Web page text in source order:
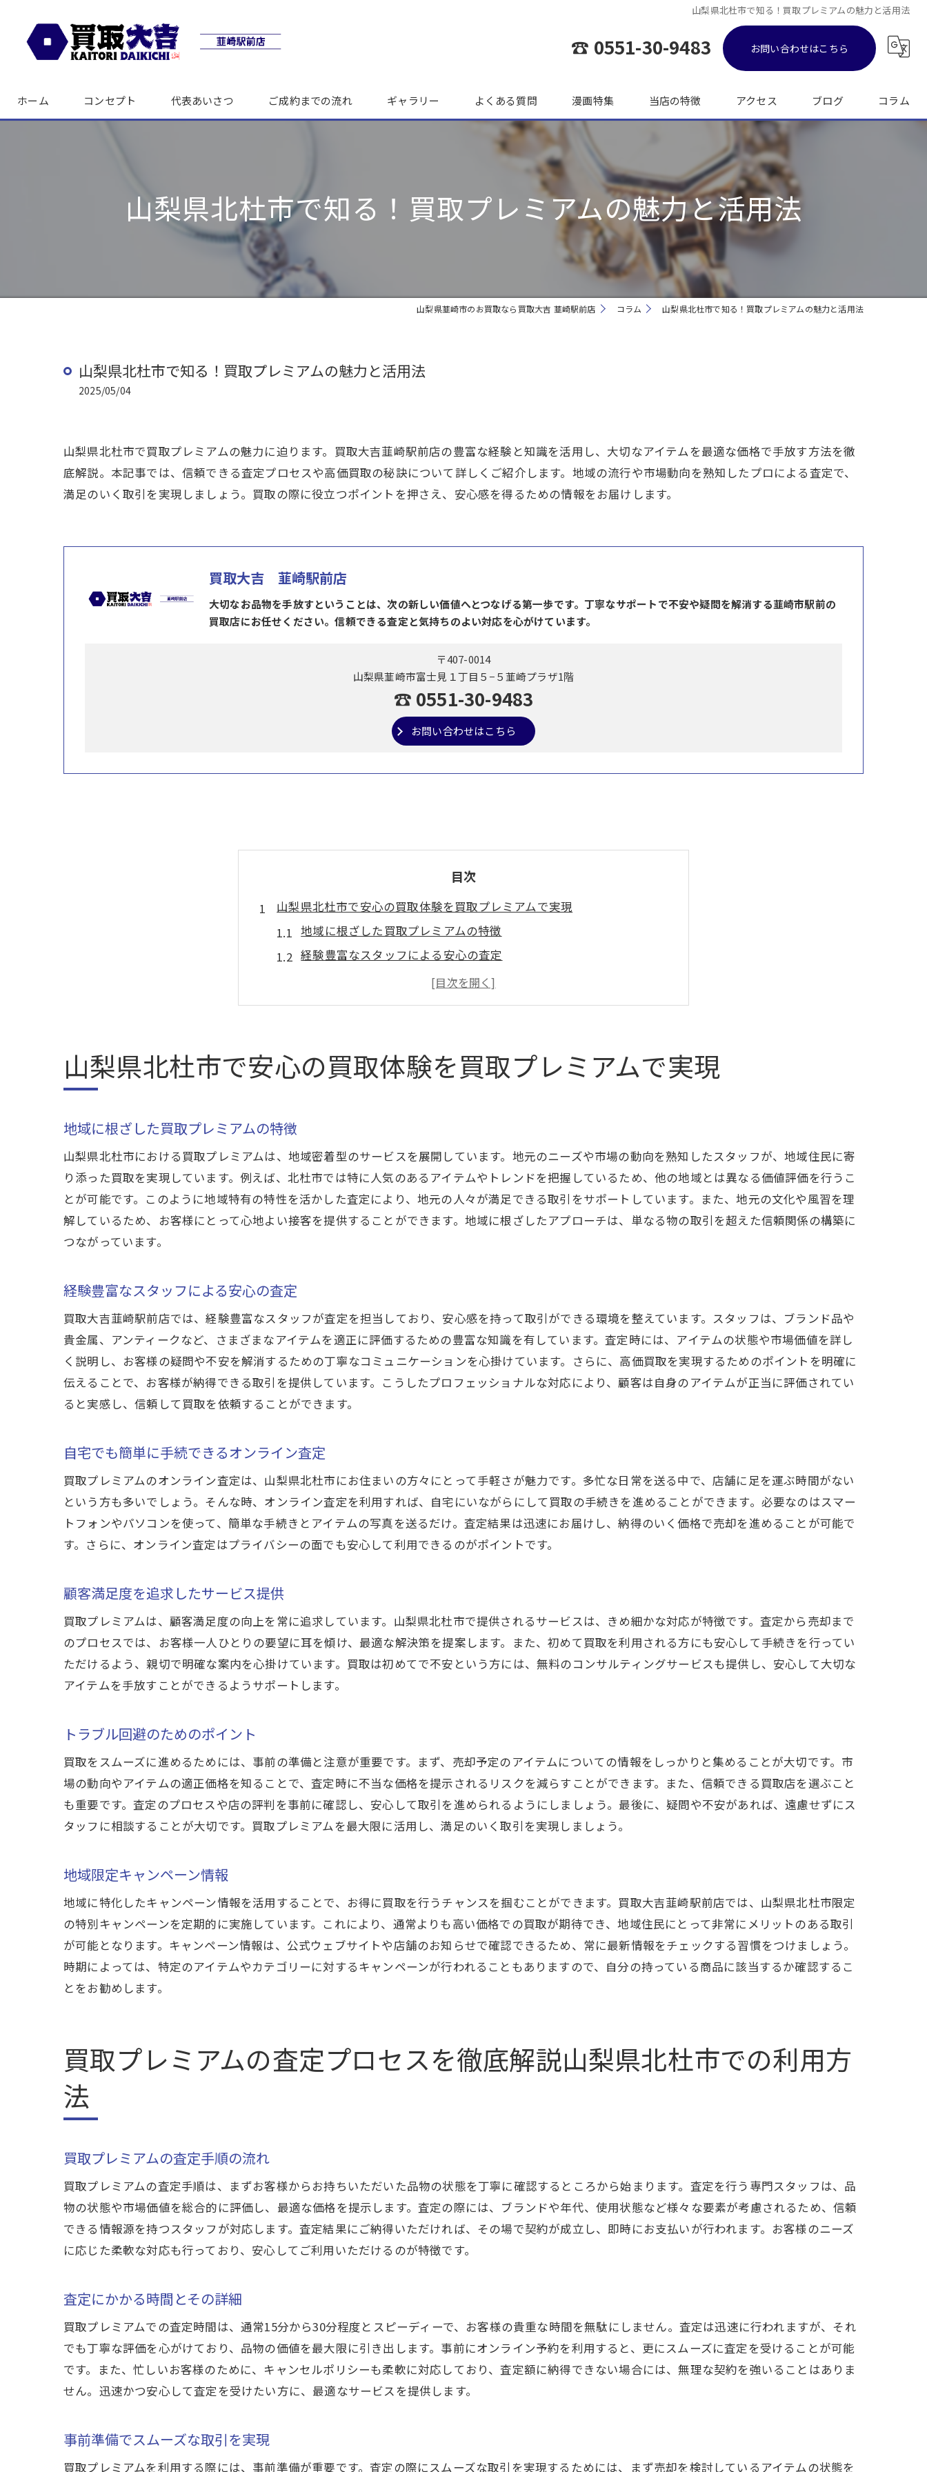
山梨県北杜市で知る！買取プレミアムの魅力と活用法
☎ 0551-30-9483 お問い合わせはこちら
ホーム コンセプト 代表あいさつ ご成約までの流れ ギャラリー よくある質問 漫画特集 当店の特徴
ブランド品
バッグ
時計
出張
アクセス ブログ コラム
山梨県北杜市で知る！買取プレミアムの魅力と活用法
山梨県韮崎市のお買取なら買取大吉 韮崎駅前店 コラム 山梨県北杜市で知る！買取プレミアムの魅力と活用法
山梨県北杜市で知る！買取プレミアムの魅力と活用法
2025/05/04
山梨県北杜市で買取プレミアムの魅力に迫ります。買取大吉韮崎駅前店の豊富な経験と知識を活用し、大切なアイテムを最適な価格で手放す方法を徹
底解説。本記事では、信頼できる査定プロセスや高価買取の秘訣について詳しくご紹介します。地域の流行や市場動向を熟知したプロによる査定で、
満足のいく取引を実現しましょう。買取の際に役立つポイントを押さえ、安心感を得るための情報をお届けします。
買取大吉 韮崎駅前店
大切なお品物を手放すということは、次の新しい価値へとつなげる第一歩です。丁寧なサポートで不安や疑問を解消する韮崎市駅前の
買取店にお任せください。信頼できる査定と気持ちのよい対応を心がけています。
〒407-0014
山梨県韮崎市富士見１丁目５−５韮崎プラザ1階
☎ 0551-30-9483
お問い合わせはこちら
目次
山梨県北杜市で安心の買取体験を買取プレミアムで実現
地域に根ざした買取プレミアムの特徴
経験豊富なスタッフによる安心の査定
自宅でも簡単に手続できるオンライン査定
顧客満足度を追求したサービス提供
地域限定キャンペーン情報
買取プレミアムの査定プロセスを徹底解説山梨県北杜市での利用方法
事前準備でスムーズな取引を実現
オンライン予約の活用法
査定額に納得できない場合の選択肢
定期的なメンテナンスの必要性
査定時の透明性と信頼性確保
顧客からの高評価レビュー紹介
キャンセルポリシーの明確化
アフターサービスの充実度
買取プレミアムで知る！山梨県北杜市での高価買取の秘訣
商品状態が査定に与える影響
市場動向を押さえてタイミングを計る
プロのアドバイスで価値を最大化
買取前の簡単な手入れが重要
地域特有のニーズを把握
プロの査定士が実践する価格評価法
ブランド品の価値が変動する要因
売却前に知っておくべき基本知識
不要品をスムーズに売却するステップ
買取プレミアムならではのメリット
リピーター続出の理由を探る
山梨県北杜市での買取プレミアムの利用で得られる安心感
プライバシー保護の徹底
契約内容の明確化で安心取引
初めての方でも安心のサポート体制
買取プレミアムのスタッフが持つ資格とその意義
査定士が語る買取の裏話
顧客と信頼関係を築く方法
山梨県北杜市で安心の買取体験を買取プレミアムで実現
地域に根ざした買取プレミアムの特徴
山梨県北杜市における買取プレミアムは、地域密着型のサービスを展開しています。地元のニーズや市場の動向を熟知したスタッフが、地域住民に寄
り添った買取を実現しています。例えば、北杜市では特に人気のあるアイテムやトレンドを把握しているため、他の地域とは異なる価値評価を行うこ
とが可能です。このように地域特有の特性を活かした査定により、地元の人々が満足できる取引をサポートしています。また、地元の文化や風習を理
解しているため、お客様にとって心地よい接客を提供することができます。地域に根ざしたアプローチは、単なる物の取引を超えた信頼関係の構築に
つながっています。
経験豊富なスタッフによる安心の査定
買取大吉韮崎駅前店では、経験豊富なスタッフが査定を担当しており、安心感を持って取引ができる環境を整えています。スタッフは、ブランド品や
貴金属、アンティークなど、さまざまなアイテムを適正に評価するための豊富な知識を有しています。査定時には、アイテムの状態や市場価値を詳し
く説明し、お客様の疑問や不安を解消するための丁寧なコミュニケーションを心掛けています。さらに、高価買取を実現するためのポイントを明確に
伝えることで、お客様が納得できる取引を提供しています。こうしたプロフェッショナルな対応により、顧客は自身のアイテムが正当に評価されてい
ると実感し、信頼して買取を依頼することができます。
自宅でも簡単に手続できるオンライン査定
買取プレミアムのオンライン査定は、山梨県北杜市にお住まいの方々にとって手軽さが魅力です。多忙な日常を送る中で、店舗に足を運ぶ時間がない
という方も多いでしょう。そんな時、オンライン査定を利用すれば、自宅にいながらにして買取の手続きを進めることができます。必要なのはスマー
トフォンやパソコンを使って、簡単な手続きとアイテムの写真を送るだけ。査定結果は迅速にお届けし、納得のいく価格で売却を進めることが可能で
す。さらに、オンライン査定はプライバシーの面でも安心して利用できるのがポイントです。
顧客満足度を追求したサービス提供
買取プレミアムは、顧客満足度の向上を常に追求しています。山梨県北杜市で提供されるサービスは、きめ細かな対応が特徴です。査定から売却まで
のプロセスでは、お客様一人ひとりの要望に耳を傾け、最適な解決策を提案します。また、初めて買取を利用される方にも安心して手続きを行ってい
ただけるよう、親切で明確な案内を心掛けています。買取は初めてで不安という方には、無料のコンサルティングサービスも提供し、安心して大切な
アイテムを手放すことができるようサポートします。
トラブル回避のためのポイント
買取をスムーズに進めるためには、事前の準備と注意が重要です。まず、売却予定のアイテムについての情報をしっかりと集めることが大切です。市
場の動向やアイテムの適正価格を知ることで、査定時に不当な価格を提示されるリスクを減らすことができます。また、信頼できる買取店を選ぶこと
も重要です。査定のプロセスや店の評判を事前に確認し、安心して取引を進められるようにしましょう。最後に、疑問や不安があれば、遠慮せずにス
タッフに相談することが大切です。買取プレミアムを最大限に活用し、満足のいく取引を実現しましょう。
地域限定キャンペーン情報
地域に特化したキャンペーン情報を活用することで、お得に買取を行うチャンスを掴むことができます。買取大吉韮崎駅前店では、山梨県北杜市限定
の特別キャンペーンを定期的に実施しています。これにより、通常よりも高い価格での買取が期待でき、地域住民にとって非常にメリットのある取引
が可能となります。キャンペーン情報は、公式ウェブサイトや店舗のお知らせで確認できるため、常に最新情報をチェックする習慣をつけましょう。
時期によっては、特定のアイテムやカテゴリーに対するキャンペーンが行われることもありますので、自分の持っている商品に該当するか確認するこ
とをお勧めします。
買取プレミアムの査定プロセスを徹底解説山梨県北杜市での利用方
法
買取プレミアムの査定手順の流れ
買取プレミアムの査定手順は、まずお客様からお持ちいただいた品物の状態を丁寧に確認するところから始まります。査定を行う専門スタッフは、品
物の状態や市場価値を総合的に評価し、最適な価格を提示します。査定の際には、ブランドや年代、使用状態など様々な要素が考慮されるため、信頼
できる情報源を持つスタッフが対応します。査定結果にご納得いただければ、その場で契約が成立し、即時にお支払いが行われます。お客様のニーズ
に応じた柔軟な対応も行っており、安心してご利用いただけるのが特徴です。
査定にかかる時間とその詳細
買取プレミアムでの査定時間は、通常15分から30分程度とスピーディーで、お客様の貴重な時間を無駄にしません。査定は迅速に行われますが、それ
でも丁寧な評価を心がけており、品物の価値を最大限に引き出します。事前にオンライン予約を利用すると、更にスムーズに査定を受けることが可能
です。また、忙しいお客様のために、キャンセルポリシーも柔軟に対応しており、査定額に納得できない場合には、無理な契約を強いることはありま
せん。迅速かつ安心して査定を受けたい方に、最適なサービスを提供します。
事前準備でスムーズな取引を実現
買取プレミアムを利用する際には、事前準備が重要です。査定の際にスムーズな取引を実現するためには、まず売却を検討しているアイテムの状態を